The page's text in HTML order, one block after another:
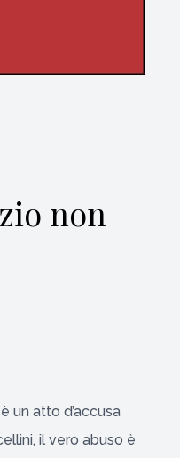
non
un atto d’accusa
il vero abuso è